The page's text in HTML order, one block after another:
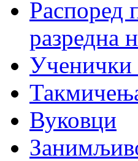
Распоред
разредна
Ученички
Вуковци